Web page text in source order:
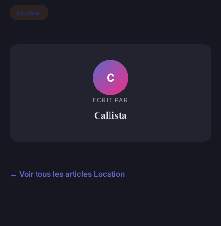
location
C
ECRIT PAR
Callista
← Voir tous les articles Location